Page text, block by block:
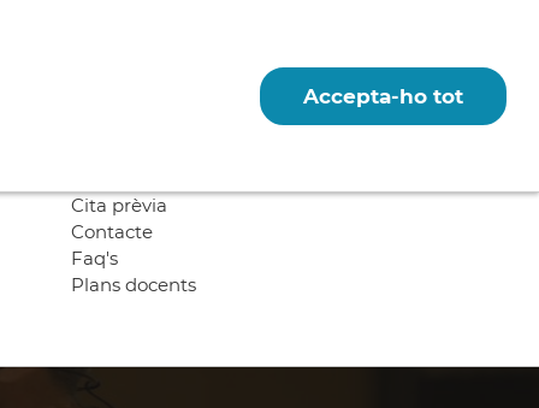
Cita prèvia
Contacte
Faq's
Plans docents
Accepta-ho tot